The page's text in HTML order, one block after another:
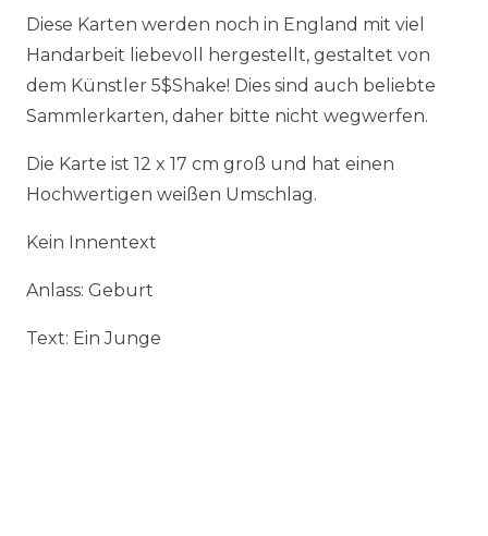
Diese Karten werden noch in England mit viel
Handarbeit liebevoll hergestellt, gestaltet von
dem Künstler 5$Shake! Dies sind auch beliebte
Sammlerkarten, daher bitte nicht wegwerfen.
Die Karte ist 12 x 17 cm groß und hat einen
Hochwertigen weißen Umschlag.
Kein Innentext
Anlass: Geburt
Text: Ein Junge